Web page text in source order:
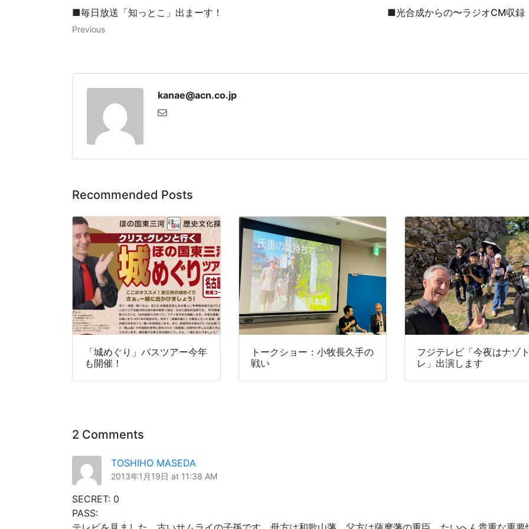
■毎日放送「知っとこ」出まーす！
Previous
■光合成からの〜ラジオCM収録
kanae@acn.co.jp
Recommended Posts
「城めぐり」バスツアー今年
も開催！
トークショー：小牧長久手の
戦い
フジテレビ「今夜はナゾ
レ」出演します
2 Comments
TOSHIHO MASEDA
2013年1月19日 at 11:38 AM
SECRET: 0
PASS: